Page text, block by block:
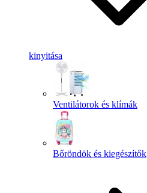
kinyitása
Ventilátorok és klímák
Bőröndök és kiegészítők